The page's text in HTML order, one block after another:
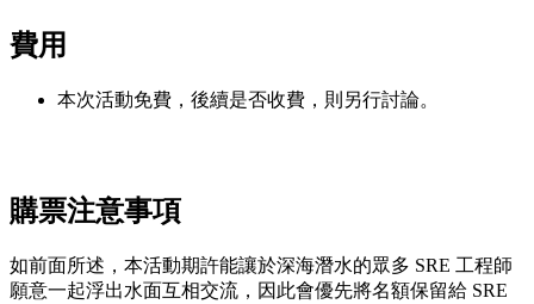
費用
本次活動免費，後續是否收費，則另行討論。
購票注意事項
如前面所述，本活動期許能讓於深海潛水的眾多 SRE 工程師
願意一起浮出水面互相交流，因此會優先將名額保留給 SRE